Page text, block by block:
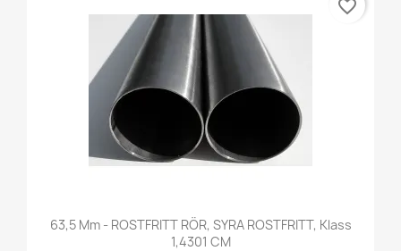
63,5 Mm - ROSTFRITT RÖR, SYRA ROSTFRITT, Klass
1,4301 CM
favorite_border